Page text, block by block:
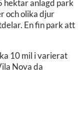
hektar anlagd park
och olika djur
En fin park att
10 mil i varierat
Nova da